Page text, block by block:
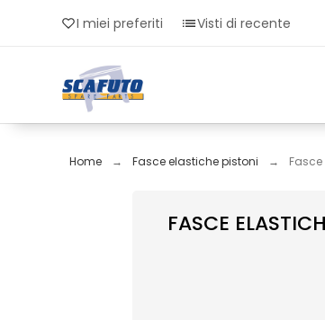
I miei preferiti Visti di recente
Home Fasce elastiche pistoni
FASCE